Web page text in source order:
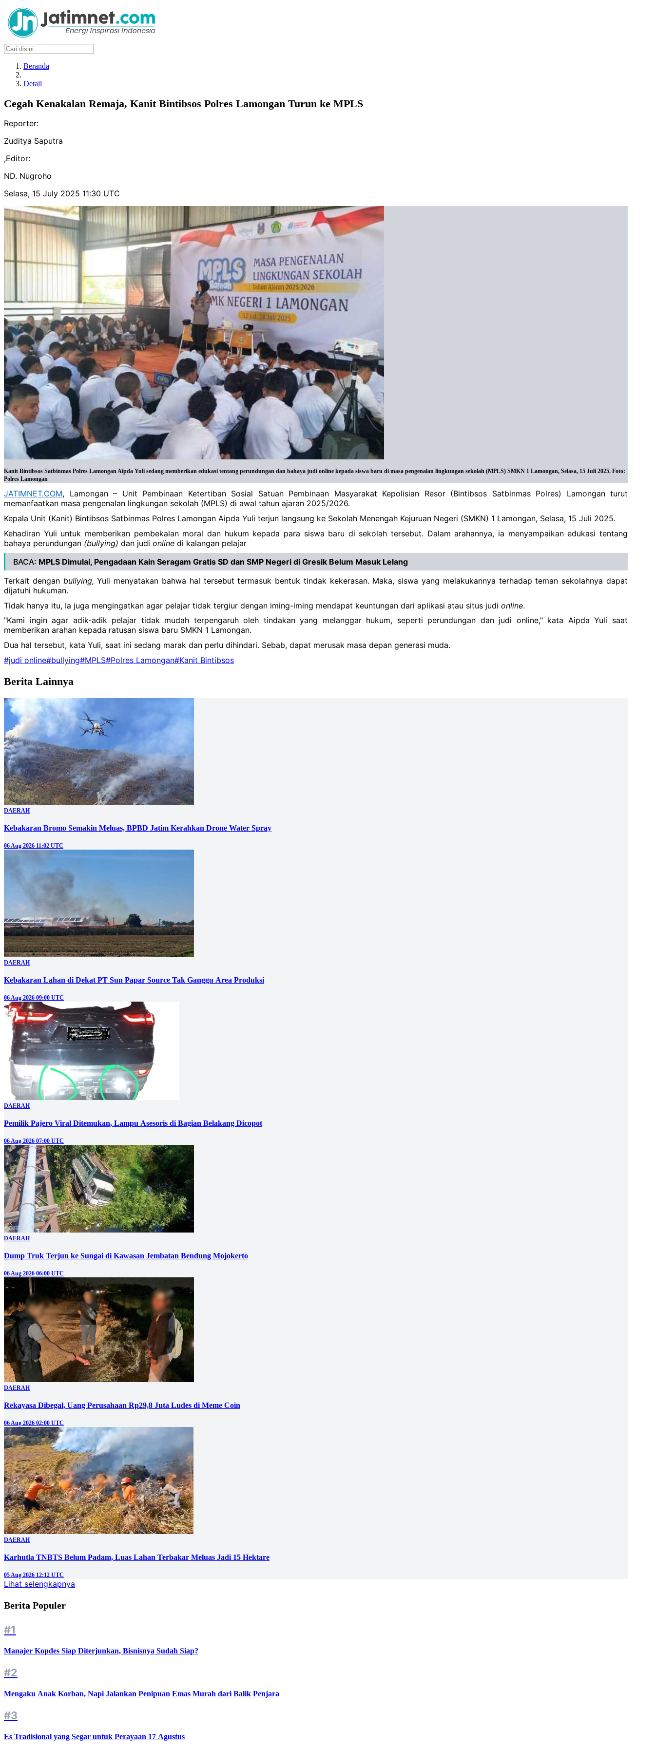
Beranda
Detail
Cegah Kenakalan Remaja, Kanit Bintibsos Polres Lamongan Turun ke MPLS
Reporter:
Zuditya Saputra
,Editor:
ND. Nugroho
Selasa, 15 July 2025 11:30 UTC
Kanit Bintibsos Satbinmas Polres Lamongan Aipda Yuli sedang memberikan edukasi tentang perundungan dan bahaya judi online kepada siswa baru di masa pengenalan lingkungan sekolah (MPLS) SMKN 1 Lamongan, Selasa, 15 Juli 2025. Foto:
Polres Lamongan
JATIMNET.COM, Lamongan – Unit Pembinaan Ketertiban Sosial Satuan Pembinaan Masyarakat Kepolisian Resor (Bintibsos Satbinmas Polres) Lamongan turut
memanfaatkan masa pengenalan lingkungan sekolah (MPLS) di awal tahun ajaran 2025/2026.
Kepala Unit (Kanit) Bintibsos Satbinmas Polres Lamongan Aipda Yuli terjun langsung ke Sekolah Menengah Kejuruan Negeri (SMKN) 1 Lamongan, Selasa, 15 Juli 2025.
Kehadiran Yuli untuk memberikan pembekalan moral dan hukum kepada para siswa baru di sekolah tersebut. Dalam arahannya, ia menyampaikan edukasi tentang
bahaya perundungan (bullying) dan judi online di kalangan pelajar
BACA: MPLS Dimulai, Pengadaan Kain Seragam Gratis SD dan SMP Negeri di Gresik Belum Masuk Lelang
Terkait dengan bullying,Yuli menyatakan bahwa hal tersebut termasuk bentuk tindak kekerasan. Maka, siswa yang melakukannya terhadap teman sekolahnya dapat
dijatuhi hukuman.
Tidak hanya itu, Ia juga mengingatkan agar pelajar tidak tergiur dengan iming-iming mendapat keuntungan dari aplikasi atau situs judi online.
"Kami ingin agar adik-adik pelajar tidak mudah terpengaruh oleh tindakan yang melanggar hukum, seperti perundungan dan judi online," kata Aipda Yuli saat
memberikan arahan kepada ratusan siswa baru SMKN 1 Lamongan.
Dua hal tersebut, kata Yuli, saat ini sedang marak dan perlu dihindari. Sebab, dapat merusak masa depan generasi muda.
#judi online#bullying#MPLS#Polres Lamongan#Kanit Bintibsos
Berita Lainnya
DAERAH
Kebakaran Bromo Semakin Meluas, BPBD Jatim Kerahkan Drone Water Spray
06 Aug 2026 11:02 UTC
DAERAH
Kebakaran Lahan di Dekat PT Sun Papar Source Tak Ganggu Area Produksi
06 Aug 2026 09:00 UTC
DAERAH
Pemilik Pajero Viral Ditemukan, Lampu Asesoris di Bagian Belakang Dicopot
06 Aug 2026 07:00 UTC
DAERAH
Dump Truk Terjun ke Sungai di Kawasan Jembatan Bendung Mojokerto
06 Aug 2026 06:00 UTC
DAERAH
Rekayasa Dibegal, Uang Perusahaan Rp29,8 Juta Ludes di Meme Coin
06 Aug 2026 02:00 UTC
DAERAH
Karhutla TNBTS Belum Padam, Luas Lahan Terbakar Meluas Jadi 15 Hektare
05 Aug 2026 12:12 UTC
Lihat selengkapnya
Berita Populer
#1
Manajer Kopdes Siap Diterjunkan, Bisnisnya Sudah Siap?
#2
Mengaku Anak Korban, Napi Jalankan Penipuan Emas Murah dari Balik Penjara
#3
Es Tradisional yang Segar untuk Perayaan 17 Agustus